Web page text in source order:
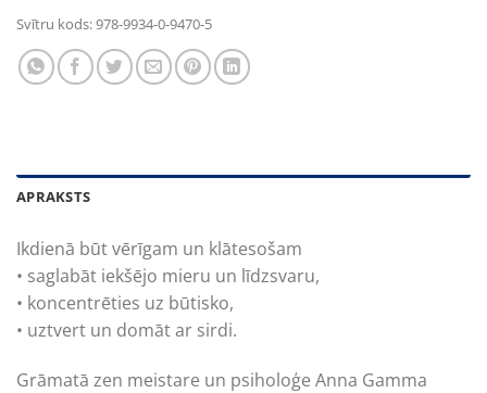
Svītru kods:978-9934-0-9470-5
APRAKSTS
Ikdienā būt vērīgam un klātesošam
• saglabāt iekšējo mieru un līdzsvaru,
• koncentrēties uz būtisko,
• uztvert un domāt ar sirdi.
Grāmatā zen meistare un psiholoģe Anna Gamma